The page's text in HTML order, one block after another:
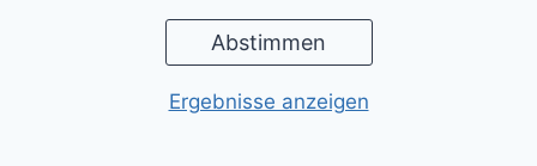
Ergebnisse anzeigen